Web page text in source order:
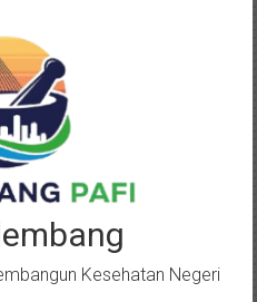
Kesehatan Negeri